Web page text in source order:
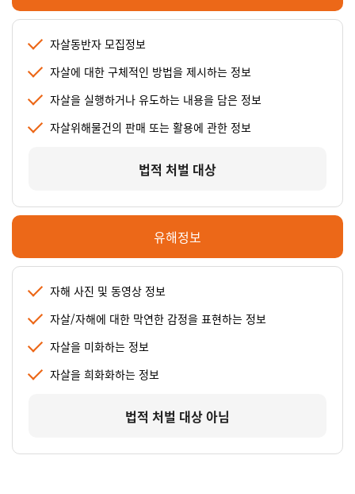
자살동반자 모집정보
자살에 대한 구체적인 방법을 제시하는 정보
자살을 실행하거나 유도하는 내용을 담은 정보
자살위해물건의 판매 또는 활용에 관한 정보
법적 처벌 대상
유해정보
자해 사진 및 동영상 정보
자살/자해에 대한 막연한 감정을 표현하는 정보
자살을 미화하는 정보
자살을 희화화하는 정보
법적 처벌 대상 아님